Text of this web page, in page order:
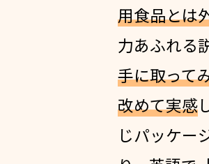
用食品とは
力あふれる
手に取って
改めて実感
じパッケー